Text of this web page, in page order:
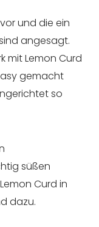
und die ein
angesagt.
mit Lemon Curd
gemacht
so
süßen
Curd in
dazu.